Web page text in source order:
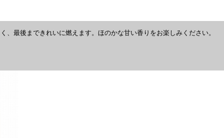
最後まできれいに燃えます。ほのかな甘い香りをお楽しみください。